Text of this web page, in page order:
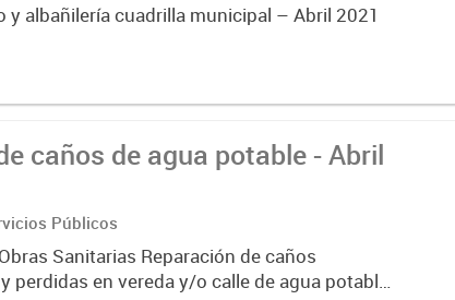
y albañilería cuadrilla municipal – Abril 2021
caños de agua potable - Abril
Públicos
Sanitarias Reparación de caños
perdidas en vereda y/o calle de agua potable